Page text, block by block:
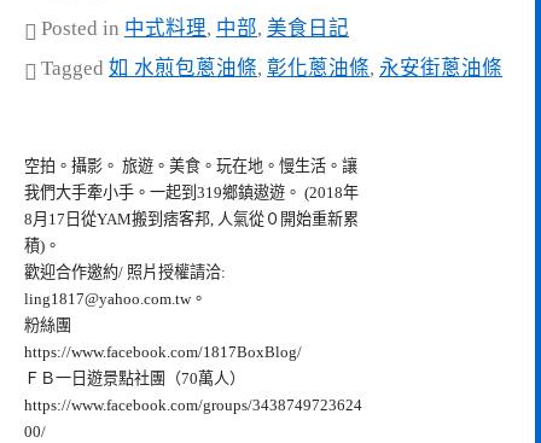
Posted in 中式料理, 中部, 美食日記
Tagged 如 水煎包蔥油條, 彰化蔥油條, 永安街蔥油條
空拍。攝影。 旅遊。美食。玩在地。慢生活。讓
我們大手牽小手。一起到319鄉鎮遨遊。 (2018年
8月17日從YAM搬到痞客邦, 人氣從０開始重新累
積)。
歡迎合作邀約/ 照片授權請洽:
ling1817@yahoo.com.tw。
粉絲團
https://www.facebook.com/1817BoxBlog/
ＦＢ一日遊景點社團（70萬人）
https://www.facebook.com/groups/3438749723624
00/